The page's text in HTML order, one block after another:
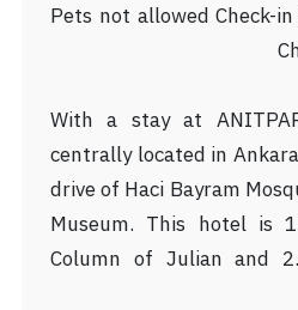
Pets not allowed Check-
With a stay at
centrally located in
drive of Haci Bayram
Museum. This hotel is
Column of Julian and